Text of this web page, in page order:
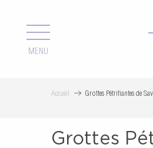
contenu
principalMENU
Accueil Grottes Pétrifiantes de
Grottes